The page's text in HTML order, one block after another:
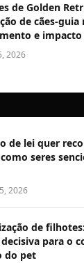
de Golden
de cães-guia
e impacto
2026
de lei quer
seres
2026
de
decisiva para o
do pet